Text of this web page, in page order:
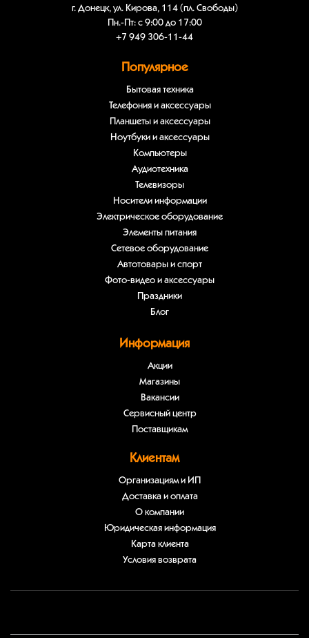
г. Донецк, ул. Кирова, 114 (пл. Свободы)
Пн.-Пт: с 9:00 до 17:00
+7 949 306-11-44
Популярное
Бытовая техника
Телефония и аксессуары
Планшеты и аксессуары
Ноутбуки и аксессуары
Компьютеры
Аудиотехника
Телевизоры
Носители информации
Электрическое оборудование
Элементы питания
Сетевое оборудование
Автотовары и спорт
Фото-видео и аксессуары
Праздники
Блог
Информация
Акции
Магазины
Вакансии
Сервисный центр
Поставщикам
Клиентам
Организациям и ИП
Доставка и оплата
О компании
Юридическая информация
Карта клиента
Условия возврата